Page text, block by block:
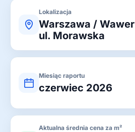
Lokalizacja
Warszawa / Wawer
ul. Morawska
Miesiąc raportu
czerwiec 2026
Aktualna średnia cena za m²